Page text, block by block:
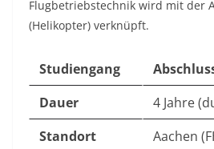
Flugbetriebstechnik wird mit der
(Helikopter) verknüpft.
Studiengang
Dauer
4 Jahre
Standort
Aachen